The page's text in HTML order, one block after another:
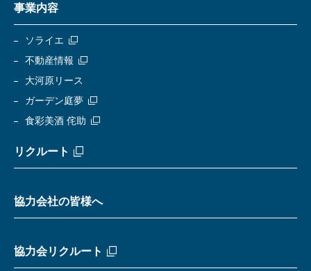
事業内容
ソライエ
不動産情報
大河原リース
ガーデン庭夢
食彩美酒 侘助
リクルート
協力会社の皆様へ
協力会リクルート